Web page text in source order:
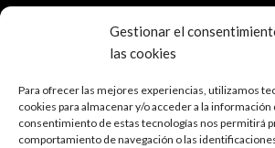
Gestionar el
las cookies
Para ofrecer las mejores experiencias, utilizamos
cookies para almacenar y/o acceder a la información
consentimiento de estas tecnologías nos permitirá
comportamiento de navegación o las
Política de privacidad RGPD
Esta empresa ha recibido una
Comunidad Autónoma de la Región
la financiación del Gobierno de España,